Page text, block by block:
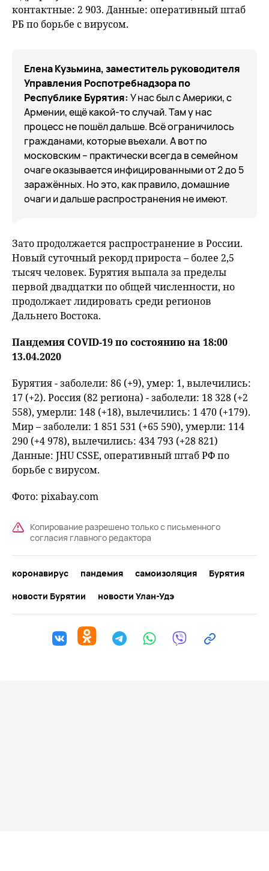
контактные: 2 903. Данные: оперативный штаб
РБ по борьбе с вирусом.
Елена Кузьмина, заместитель руководителя
Управления Роспотребнадзора по
Республике Бурятия: У нас был с Америки, с
Армении, ещё какой-то случай. Там у нас
процесс не пошёл дальше. Всё ограничилось
гражданами, которые въехали. А вот по
московским – практически всегда в семейном
очаге оказывается инфицированными от 2 до 5
заражённых. Но это, как правило, домашние
очаги и дальше распространения не имеют.
Зато продолжается распространение в России.
Новый суточный рекорд прироста – более 2,5
тысяч человек. Бурятия выпала за пределы
первой двадцатки по общей численности, но
продолжает лидировать среди регионов
Дальнего Востока.
Пандемия COVID-19 по состоянию на 18:00
13.04.2020
Бурятия - заболели: 86 (+9), умер: 1, вылечились:
17 (+2). Россия (82 региона) - заболели: 18 328 (+2
558), умерли: 148 (+18), вылечились: 1 470 (+179).
Мир – заболели: 1 851 531 (+65 590), умерли: 114
290 (+4 978), вылечились: 434 793 (+28 821)
Данные: JHU CSSE, оперативный штаб РФ по
борьбе с вирусом.
Фото: pixabay.com
Копирование разрешено только с письменного
согласия главного редактора
коронавирус пандемия самоизоляция
Бурятия
новости Бурятии
новости Улан-Удэ